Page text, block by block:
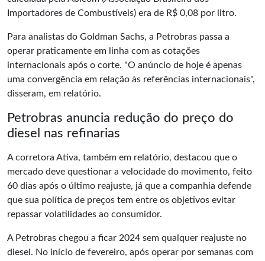
Importadores de Combustíveis) era de R$ 0,08 por litro.
Para analistas do Goldman Sachs, a Petrobras passa a
operar praticamente em linha com as cotações
internacionais após o corte. "O anúncio de hoje é apenas
uma convergência em relação às referências internacionais",
disseram, em relatório.
Petrobras anuncia redução do preço do
diesel nas refinarias
A corretora Ativa, também em relatório, destacou que o
mercado deve questionar a velocidade do movimento, feito
60 dias após o último reajuste, já que a companhia defende
que sua política de preços tem entre os objetivos evitar
repassar volatilidades ao consumidor.
A Petrobras chegou a ficar 2024 sem qualquer reajuste no
diesel. No início de fevereiro, após operar por semanas com